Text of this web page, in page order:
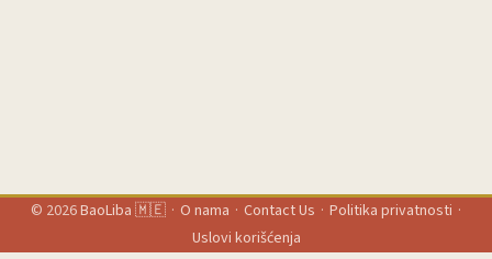
© 2026BaoLiba 🇲🇪 · O nama · Contact Us · Politika privatnosti ·
Uslovi korišćenja